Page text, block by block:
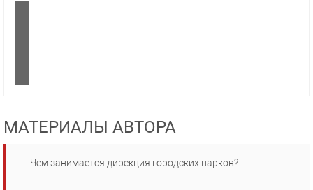
МАТЕРИАЛЫ АВТОРА
Чем занимается дирекция городских парков?